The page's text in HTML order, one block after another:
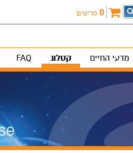
0 פריטים
מדעי החיים קטלוג FAQ